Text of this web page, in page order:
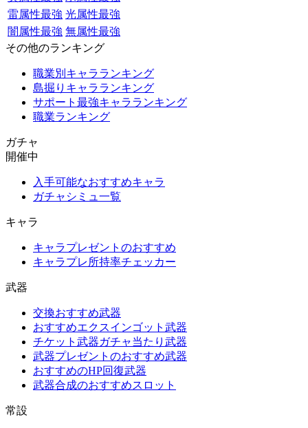
雷属性最強 光属性最強
闇属性最強 無属性最強
その他のランキング
職業別キャラランキング
島掘りキャラランキング
サポート最強キャラランキング
職業ランキング
ガチャ
開催中
入手可能なおすすめキャラ
ガチャシミュ一覧
キャラ
キャラプレゼントのおすすめ
キャラプレ所持率チェッカー
武器
交換おすすめ武器
おすすめエクスインゴット武器
チケット武器ガチャ当たり武器
武器プレゼントのおすすめ武器
おすすめのHP回復武器
武器合成のおすすめスロット
常設